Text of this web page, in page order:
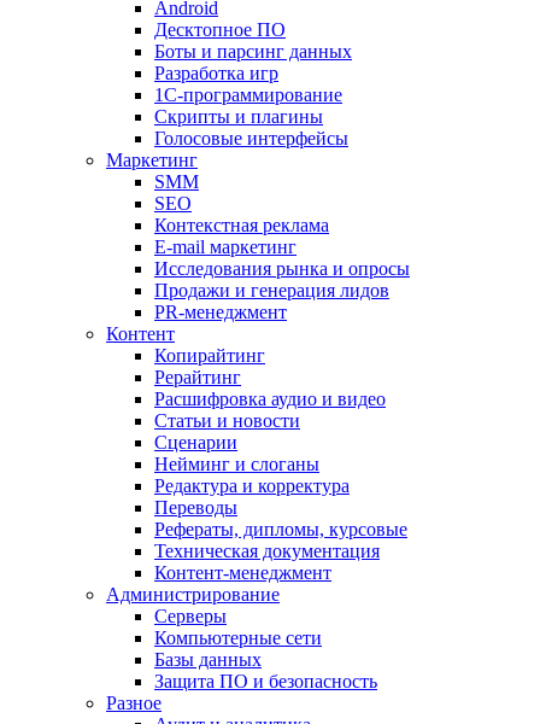
Android
Десктопное ПО
Боты и парсинг данных
Разработка игр
1С-программирование
Скрипты и плагины
Голосовые интерфейсы
Маркетинг
SMM
SEO
Контекстная реклама
E-mail маркетинг
Исследования рынка и опросы
Продажи и генерация лидов
PR-менеджмент
Контент
Копирайтинг
Рерайтинг
Расшифровка аудио и видео
Статьи и новости
Сценарии
Нейминг и слоганы
Редактура и корректура
Переводы
Рефераты, дипломы, курсовые
Техническая документация
Контент-менеджмент
Администрирование
Серверы
Компьютерные сети
Базы данных
Защита ПО и безопасность
Разное